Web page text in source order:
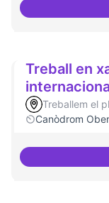
Treball en
Treballem el
Canòdrom